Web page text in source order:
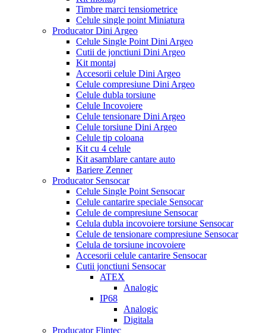
Timbre marci tensiometrice
Celule single point Miniatura
Producator Dini Argeo
Celule Single Point Dini Argeo
Cutii de jonctiuni Dini Argeo
Kit montaj
Accesorii celule Dini Argeo
Celule compresiune Dini Argeo
Celule dubla torsiune
Celule Incovoiere
Celule tensionare Dini Argeo
Celule torsiune Dini Argeo
Celule tip coloana
Kit cu 4 celule
Kit asamblare cantare auto
Bariere Zenner
Producator Sensocar
Celule Single Point Sensocar
Celule cantarire speciale Sensocar
Celule de compresiune Sensocar
Celula dubla incovoiere torsiune Sensocar
Celule de tensionare compresiune Sensocar
Celula de torsiune incovoiere
Accesorii celule cantarire Sensocar
Cutii jonctiuni Sensocar
ATEX
Analogic
IP68
Analogic
Digitala
Producator Flintec